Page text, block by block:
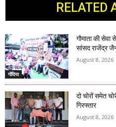
RELATED
गोंदिया
गौमाता की
सांसद राजेंद्र
August 8, 2026
दो चोरों समेत
गिरफ्तार
August 8, 2026